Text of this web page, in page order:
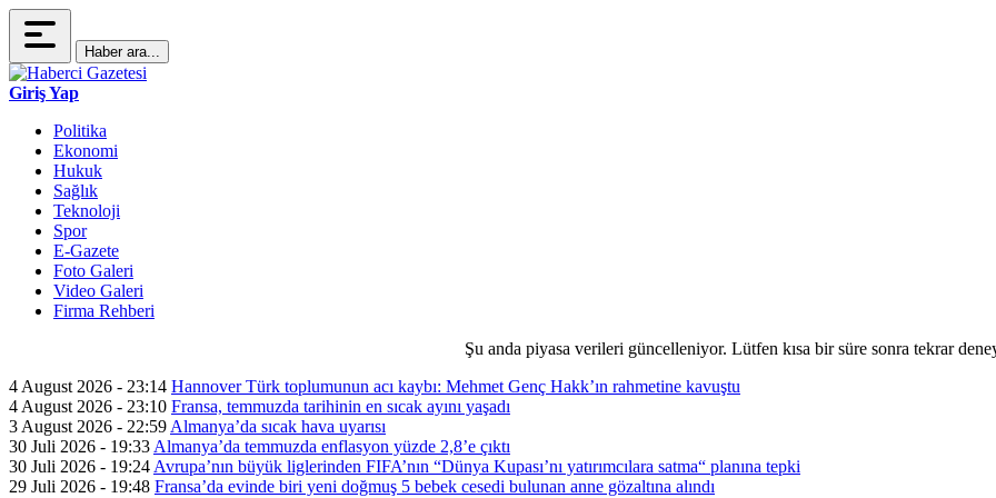
Haber ara...
Giriş Yap
Politika
Ekonomi
Hukuk
Sağlık
Teknoloji
Spor
E-Gazete
Foto Galeri
Video Galeri
Firma Rehberi
Şu anda piyasa verileri güncelleniyor. Lütfen kısa bir süre sonra tekrar
4 August 2026 - 23:14 Hannover Türk toplumunun acı kaybı: Mehmet Genç Hakk’ın rahmetine kavuştu
4 August 2026 - 23:10 Fransa, temmuzda tarihinin en sıcak ayını yaşadı
3 August 2026 - 22:59 Almanya’da sıcak hava uyarısı
30 Juli 2026 - 19:33 Almanya’da temmuzda enflasyon yüzde 2,8’e çıktı
30 Juli 2026 - 19:24 Avrupa’nın büyük liglerinden FIFA’nın “Dünya Kupası’nı yatırımcılara satma“ planına tepki
29 Juli 2026 - 19:48 Fransa’da evinde biri yeni doğmuş 5 bebek cesedi bulunan anne gözaltına alındı